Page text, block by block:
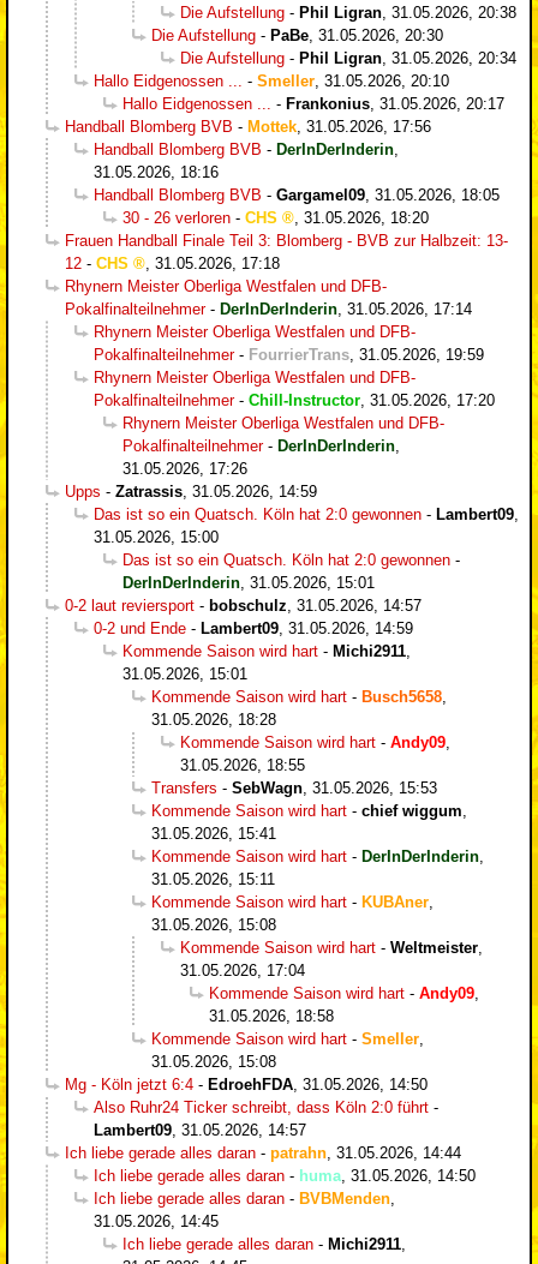
Die Aufstellung - Phil Ligran 31.05.2026, 20:38
Die Aufstellung - PaBe 31.05.2026, 20:30
Die Aufstellung - Phil Ligran 31.05.2026, 20:34
Hallo Eidgenossen ...
- Smeller 31.05.2026, 20:10
Hallo Eidgenossen ...
- Frankonius 31.05.2026, 20:17
Handball Blomberg BVB - Mottek 31.05.2026, 17:56
Handball Blomberg BVB - DerInDerInderin
31.05.2026, 18:16
Handball Blomberg BVB - Gargamel09 31.05.2026, 18:05
30 - 26 verloren - CHS
31.05.2026, 18:20
Frauen Handball Finale Teil 3: Blomberg - BVB zur Halbzeit: 13-
12 - CHS
31.05.2026, 17:18
Rhynern Meister Oberliga Westfalen und DFB-
Pokalfinalteilnehmer- DerInDerInderin 31.05.2026, 17:14
Rhynern Meister Oberliga Westfalen und DFB-
Pokalfinalteilnehmer- FourrierTrans 31.05.2026, 19:59
Rhynern Meister Oberliga Westfalen und DFB-
Pokalfinalteilnehmer- Chill-Instructor 31.05.2026, 17:20
Rhynern Meister Oberliga Westfalen und DFB-
Pokalfinalteilnehmer- DerInDerInderin
31.05.2026, 17:26
Upps - Zatrassis 31.05.2026, 14:59
Das ist so ein Quatsch. Köln hat 2:0 gewonnen - Lambert09
31.05.2026, 15:00
Das ist so ein Quatsch. Köln hat 2:0 gewonnen -
DerInDerInderin 31.05.2026, 15:01
0-2 laut reviersport - bobschulz 31.05.2026, 14:57
0-2 und Ende - Lambert09 31.05.2026, 14:59
Kommende Saison wird hart - Michi2911
31.05.2026, 15:01
Kommende Saison wird hart - Busch5658
31.05.2026, 18:28
Kommende Saison wird hart - Andy09
31.05.2026, 18:55
Transfers - SebWagn 31.05.2026, 15:53
Kommende Saison wird hart - chief wiggum
31.05.2026, 15:41
Kommende Saison wird hart - DerInDerInderin
31.05.2026, 15:11
Kommende Saison wird hart - KUBAner
31.05.2026, 15:08
Kommende Saison wird hart - Weltmeister
31.05.2026, 17:04
Kommende Saison wird hart - Andy09
31.05.2026, 18:58
Kommende Saison wird hart - Smeller
31.05.2026, 15:08
Mg - Köln jetzt 6:4 - EdroehFDA 31.05.2026, 14:50
Also Ruhr24 Ticker schreibt, dass Köln 2:0 führt -
Lambert09 31.05.2026, 14:57
Ich liebe gerade alles daran - patrahn 31.05.2026, 14:44
Ich liebe gerade alles daran - huma 31.05.2026, 14:50
Ich liebe gerade alles daran - BVBMenden
31.05.2026, 14:45
Ich liebe gerade alles daran - Michi2911